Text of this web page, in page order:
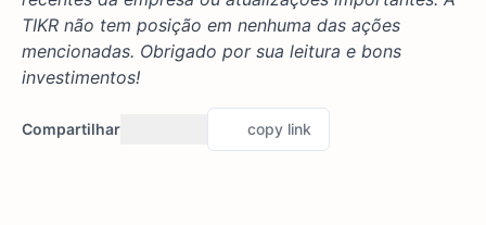
TIKR não tem posição em nenhuma das ações
mencionadas. Obrigado por sua leitura e bons
investimentos!
Compartilhar copy link